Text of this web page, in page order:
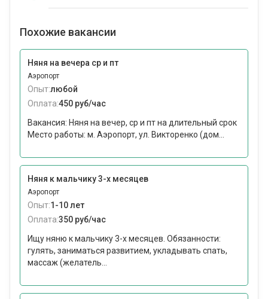
Похожие вакансии
Няня на вечера ср и пт
Аэропорт
Опыт:любой
Оплата:450 руб/час
Вакансия: Няня на вечер, ср и пт на длительный срок
Место работы: м. Аэропорт, ул. Викторенко (дом...
Няня к мальчику 3-х месяцев
Аэропорт
Опыт:1-10 лет
Оплата:350 руб/час
Ищу няню к мальчику 3-х месяцев. Обязанности:
гулять, заниматься развитием, укладывать спать,
массаж (желатель...